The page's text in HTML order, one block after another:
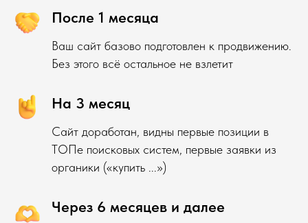
После 1 месяца
Ваш сайт базово подготовлен к продвижению.
Без этого всё остальное не взлетит
На 3 месяц
Сайт доработан, видны первые позиции в
ТОПе поисковых систем, первые заявки из
органики («купить ...»)
Через 6 месяцев и далее